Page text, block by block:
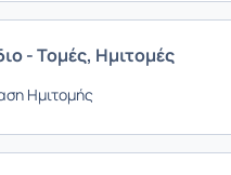
- Τομές, Ημιτομές
Ημιτομής